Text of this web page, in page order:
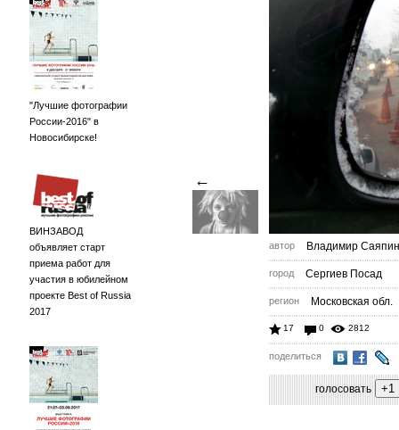
"Лучшие фотографии
России-2016" в
Новосибирске!
ВИНЗАВОД
объявляет старт
приема работ для
участия в юбилейном
проекте Best of Russia
2017
←
автор Владимир Саяпин
город Сергиев Посад
регион Московская обл.
17 0 2812
поделиться
голосовать